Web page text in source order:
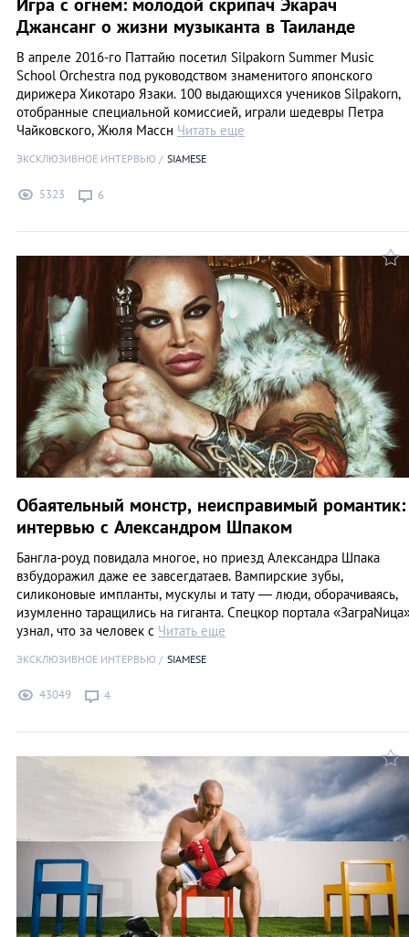
Игра с огнем: молодой скрипач Экарач
Джансанг о жизни музыканта в Таиланде
В апреле 2016-го Паттайю посетил Silpakorn Summer Music
School Orchestra под руководством знаменитого японского
дирижера Хикотаро Язаки. 100 выдающихся учеников Silpakorn,
отобранные специальной комиссией, играли шедевры Петра
Чайковского, Жюля Массн Читать еще
ЭКСКЛЮЗИВНОЕ ИНТЕРВЬЮ SIAMESE
5323 6
Обаятельный монстр, неисправимый романтик:
интервью с Александром Шпаком
Бангла-роуд повидала многое, но приезд Александра Шпака
взбудоражил даже ее завсегдатаев. Вампирские зубы,
силиконовые импланты, мускулы и тату — люди, оборачиваясь,
изумленно таращились на гиганта. Спецкор портала
узнал, что за человек с Читать еще
ЭКСКЛЮЗИВНОЕ ИНТЕРВЬЮ SIAMESE
43049 4